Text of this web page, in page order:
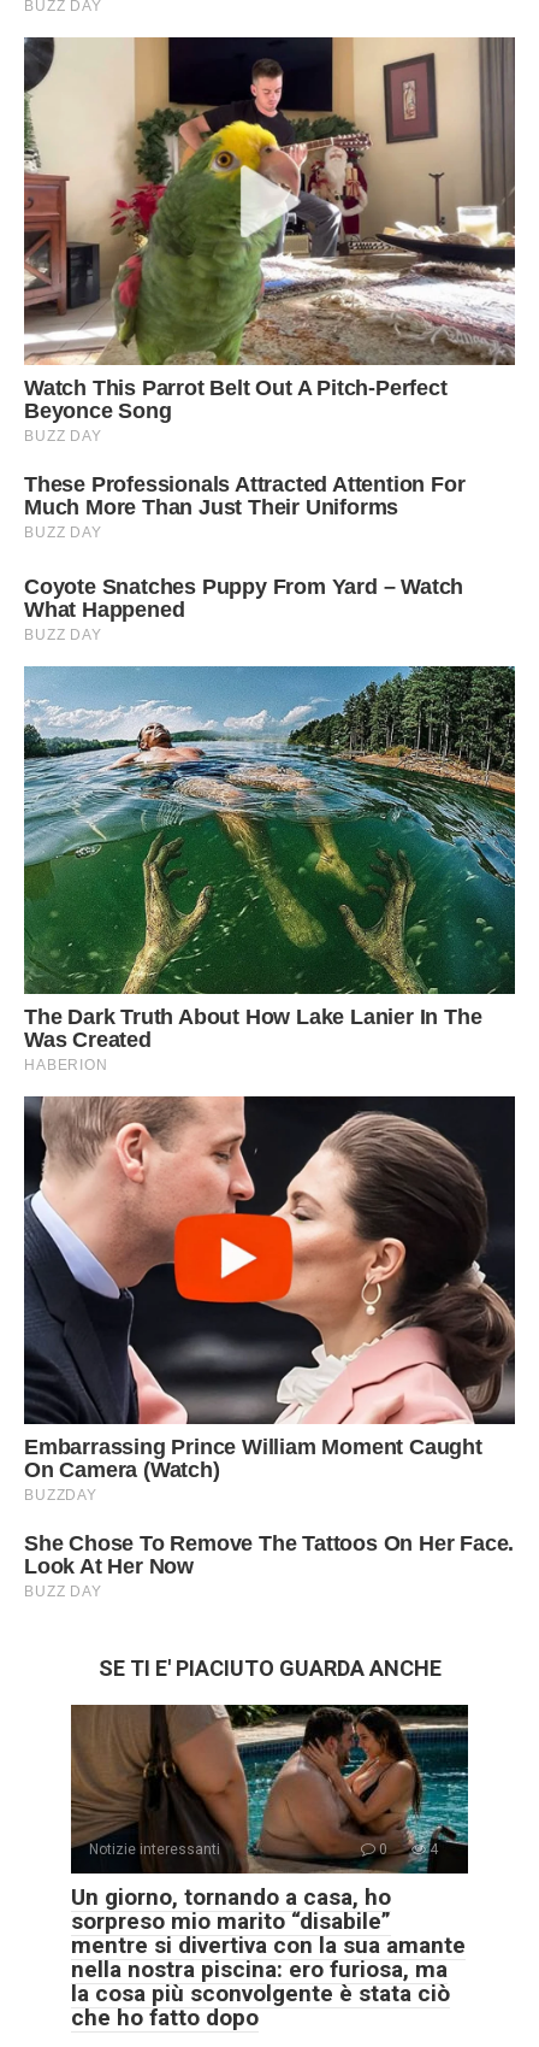
SE TI E' PIACIUTO GUARDA ANCHE
Notizie interessanti 0 4
Un giorno, tornando a casa, ho
sorpreso mio marito “disabile”
mentre si divertiva con la sua amante
nella nostra piscina: ero furiosa, ma
la cosa più sconvolgente è stata ciò
che ho fatto dopo